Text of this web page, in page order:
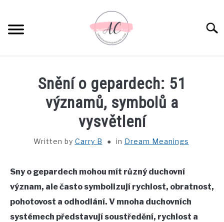
content
SPIRITUAL MEANINGS
ASTROLOGY
Snění o gepardech: 51
významů, symbolů a
vysvětlení
Written by Carry B in Dream Meanings
Sny o gepardech mohou mít různý duchovní
význam, ale často symbolizují rychlost, obratnost,
pohotovost a odhodlání. V mnoha duchovních
systémech představují soustředění, rychlost a